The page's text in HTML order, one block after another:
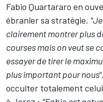
Fabio Quartararo en
ébranler sa stratégie.
clairement montrer plus
courses mais on veut se
essayer de tirer le
plus important pour nous",
occulter totalement